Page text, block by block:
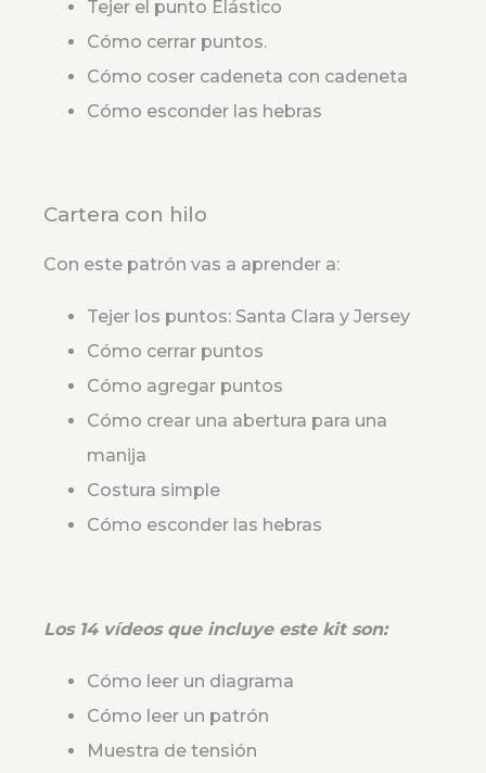
Tejer el punto Elástico
Cómo cerrar puntos.
Cómo coser cadeneta con cadeneta
Cómo esconder las hebras
Cartera con hilo
Con este patrón vas a aprender a:
Tejer los puntos: Santa Clara y Jersey
Cómo cerrar puntos
Cómo agregar puntos
Cómo crear una abertura para una
manija
Costura simple
Cómo esconder las hebras
Los 14 vídeos que incluye este kit son:
Cómo leer un diagrama
Cómo leer un patrón
Muestra de tensión